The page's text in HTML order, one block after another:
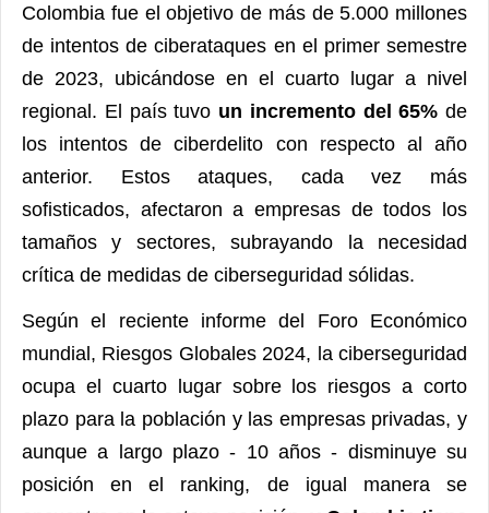
Colombia fue el objetivo de más de 5.000 millones
de intentos de ciberataques en el primer semestre
de 2023, ubicándose en el cuarto lugar a nivel
regional. El país tuvo un incremento del 65% de
los intentos de ciberdelito con respecto al año
anterior. Estos ataques, cada vez más
sofisticados, afectaron a empresas de todos los
tamaños y sectores, subrayando la necesidad
crítica de medidas de ciberseguridad sólidas.
Según el reciente informe del Foro Económico
mundial, Riesgos Globales 2024, la ciberseguridad
ocupa el cuarto lugar sobre los riesgos a corto
plazo para la población y las empresas privadas, y
aunque a largo plazo - 10 años - disminuye su
posición en el ranking, de igual manera se